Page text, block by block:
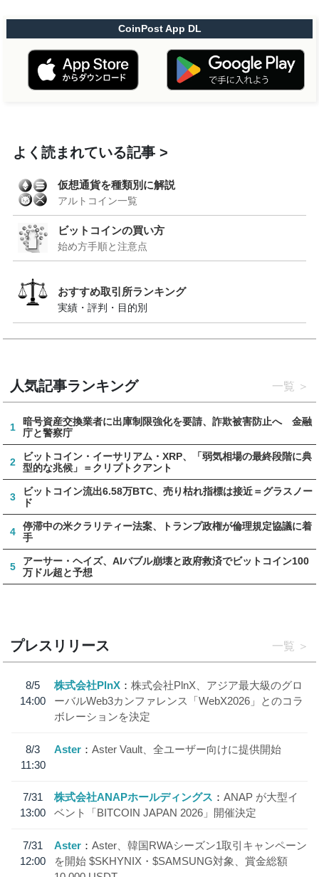
CoinPost App DL
よく読まれている記事
仮想通貨を種類別に解説
アルトコイン一覧
ビットコインの買い方
始め方手順と注意点
おすすめ取引所ランキング
実績・評判・目的別
人気記事ランキング 一覧
1
暗号資産交換業者に出庫制限強化を要請、詐欺被害防止へ 金融
庁と警察庁
2
ビットコイン・イーサリアム・XRP、「弱気相場の最終段階に典
型的な兆候」＝クリプトクアント
3
ビットコイン流出6.58万BTC、売り枯れ指標は接近＝グラスノー
ド
4
停滞中の米クラリティー法案、トランプ政権が倫理規定協議に着
手
5
アーサー・ヘイズ、AIバブル崩壊と政府救済でビットコイン100
万ドル超と予想
プレスリリース 一覧
8/5
14:00
株式会社PlnX
株式会社PlnX、アジア最大級のグロ
ーバルWeb3カンファレンス「WebX2026」とのコラ
ボレーションを決定
8/3
11:30
Aster Aster Vault、全ユーザー向けに提供開始
7/31
13:00
株式会社ANAPホールディングス
ANAP が大型イ
ベント「BITCOIN JAPAN 2026」開催決定
7/31
12:00
Aster
Aster、韓国RWAシーズン1取引キャンペーン
を開始 $SKHYNIX・$SAMSUNG対象、賞金総額